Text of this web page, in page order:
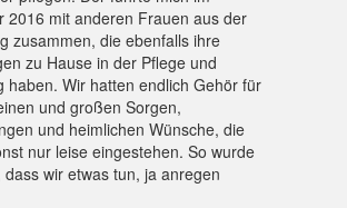
2016 mit anderen Frauen aus der
zusammen, die ebenfalls ihre
zu Hause in der Pflege und
haben. Wir hatten endlich Gehör für
und großen Sorgen,
und heimlichen Wünsche, die
nur leise eingestehen. So wurde
dass wir etwas tun, ja anregen